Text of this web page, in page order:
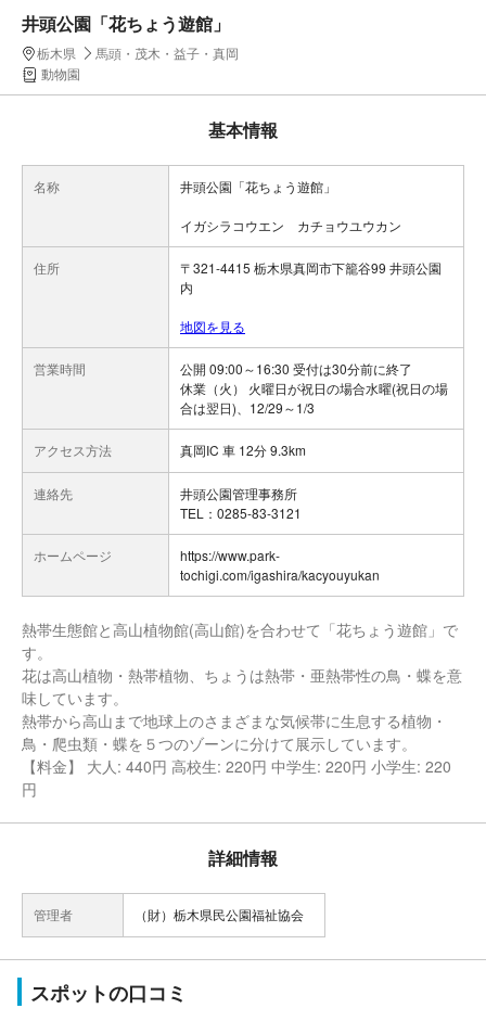
井頭公園「花ちょう遊館」
栃木県
馬頭・茂木・益子・真岡
動物園
基本情報
名称 井頭公園「花ちょう遊館」
イガシラコウエン カチョウユウカン
住所
〒321-4415 栃木県真岡市下籠谷99 井頭公園
内
地図を見る
営業時間
公開 09:00～16:30 受付は30分前に終了
休業（火） 火曜日が祝日の場合水曜(祝日の場
合は翌日)、12/29～1/3
アクセス方法 真岡IC 車 12分 9.3km
連絡先
井頭公園管理事務所
TEL：0285-83-3121
ホームページ
https://www.park-
tochigi.com/igashira/kacyouyukan
熱帯生態館と高山植物館(高山館)を合わせて「花ちょう遊館」で
す。
花は高山植物・熱帯植物、ちょうは熱帯・亜熱帯性の鳥・蝶を意
味しています。
熱帯から高山まで地球上のさまざまな気候帯に生息する植物・
鳥・爬虫類・蝶を５つのゾーンに分けて展示しています。
【料金】 大人: 440円 高校生: 220円 中学生: 220円 小学生: 220
円
詳細情報
管理者 （財）栃木県民公園福祉協会
スポットの口コミ